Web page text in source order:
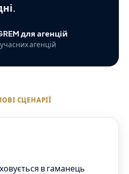
для агенцій
агенцій
СЦЕНАРІЇ
в гаманець